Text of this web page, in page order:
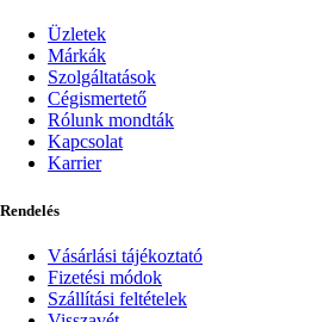
Üzletek
Márkák
Szolgáltatások
Cégismertető
Rólunk mondták
Kapcsolat
Karrier
Rendelés
Vásárlási tájékoztató
Fizetési módok
Szállítási feltételek